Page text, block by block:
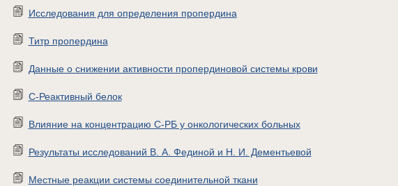
Исследования для определения пропердина
Титр пропердина
Данные о снижении активности пропердиновой системы крови
С-Реактивный белок
Влияние на концентрацию С-РБ у онкологических больных
Результаты исследований В. А. Фединой и Н. И. Дементьевой
Местные реакции системы соединительной ткани